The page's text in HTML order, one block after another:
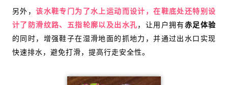
另外，该水鞋专门为了水上运动而设计，在鞋底处还特别设
计了防滑纹路、五指轮廓以及出水孔，让用户拥有赤足体验
的同时， 增强鞋子在湿滑地面的抓地力，并通过出水口实现
快速排水，避免打滑，提高行走安全性。